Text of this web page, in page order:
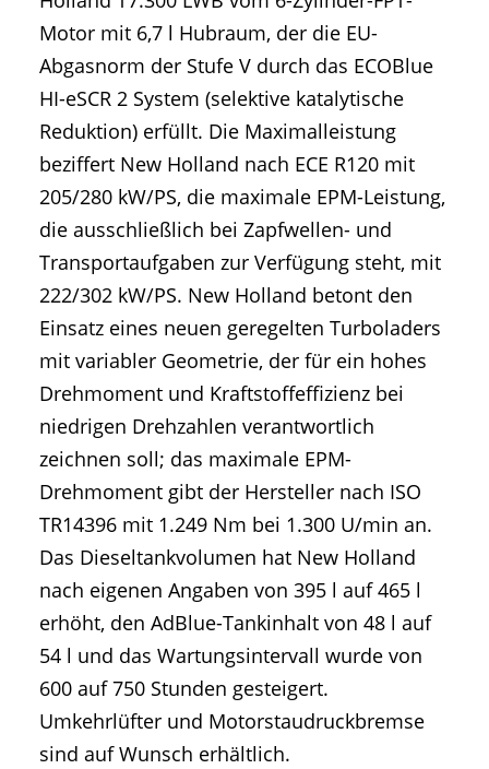
Motor mit 6,7 l Hubraum, der die EU-
Abgasnorm der Stufe V durch das ECOBlue
HI-eSCR 2 System (selektive katalytische
Reduktion) erfüllt. Die Maximalleistung
beziffert New Holland nach ECE R120 mit
205/280 kW/PS, die maximale EPM-Leistung,
die ausschließlich bei Zapfwellen- und
Transportaufgaben zur Verfügung steht, mit
222/302 kW/PS. New Holland betont den
Einsatz eines neuen geregelten Turboladers
mit variabler Geometrie, der für ein hohes
Drehmoment und Kraftstoffeffizienz bei
niedrigen Drehzahlen verantwortlich
zeichnen soll; das maximale EPM-
Drehmoment gibt der Hersteller nach ISO
TR14396 mit 1.249 Nm bei 1.300 U/min an.
Das Dieseltankvolumen hat New Holland
nach eigenen Angaben von 395 l auf 465 l
erhöht, den AdBlue-Tankinhalt von 48 l auf
54 l und das Wartungsintervall wurde von
600 auf 750 Stunden gesteigert.
Umkehrlüfter und Motorstaudruckbremse
sind auf Wunsch erhältlich.